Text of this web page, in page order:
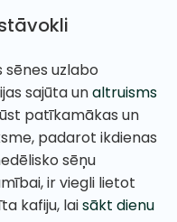
uzlabo
sajūta unaltruisms
patīkamākas un
padarot ikdienas
sēņu
ir viegli lietot
kafiju, laisākt dienu